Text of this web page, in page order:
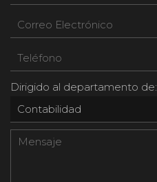
Dirigido al departamento de: